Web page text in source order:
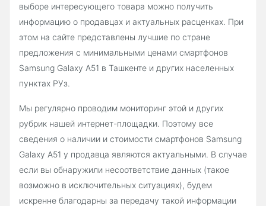
выборе интересующего товара можно получить
информацию о продавцах и актуальных расценках. При
этом на сайте представлены лучшие по стране
предложения с минимальными ценами смартфонов
Samsung Galaxy A51 в Ташкенте и других населенных
пунктах РУз.
Мы регулярно проводим мониторинг этой и других
рубрик нашей интернет-площадки. Поэтому все
сведения о наличии и стоимости смартфонов Samsung
Galaxy A51 у продавца являются актуальными. В случае
если вы обнаружили несоответствие данных (такое
возможно в исключительных ситуациях), будем
искренне благодарны за передачу такой информации